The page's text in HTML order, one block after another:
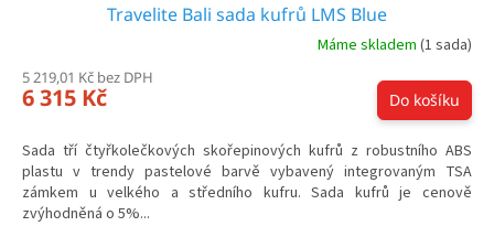
Travelite Bali sada kufrů LMS Blue
Máme skladem (1 sada)
5 219,01 Kč bez DPH
6 315 Kč Do košíku
Sada tří čtyřkolečkových skořepinových kufrů z robustního ABS
plastu v trendy pastelové barvě vybavený integrovaným TSA
zámkem u velkého a středního kufru. Sada kufrů je cenově
zvýhodněná o 5%...